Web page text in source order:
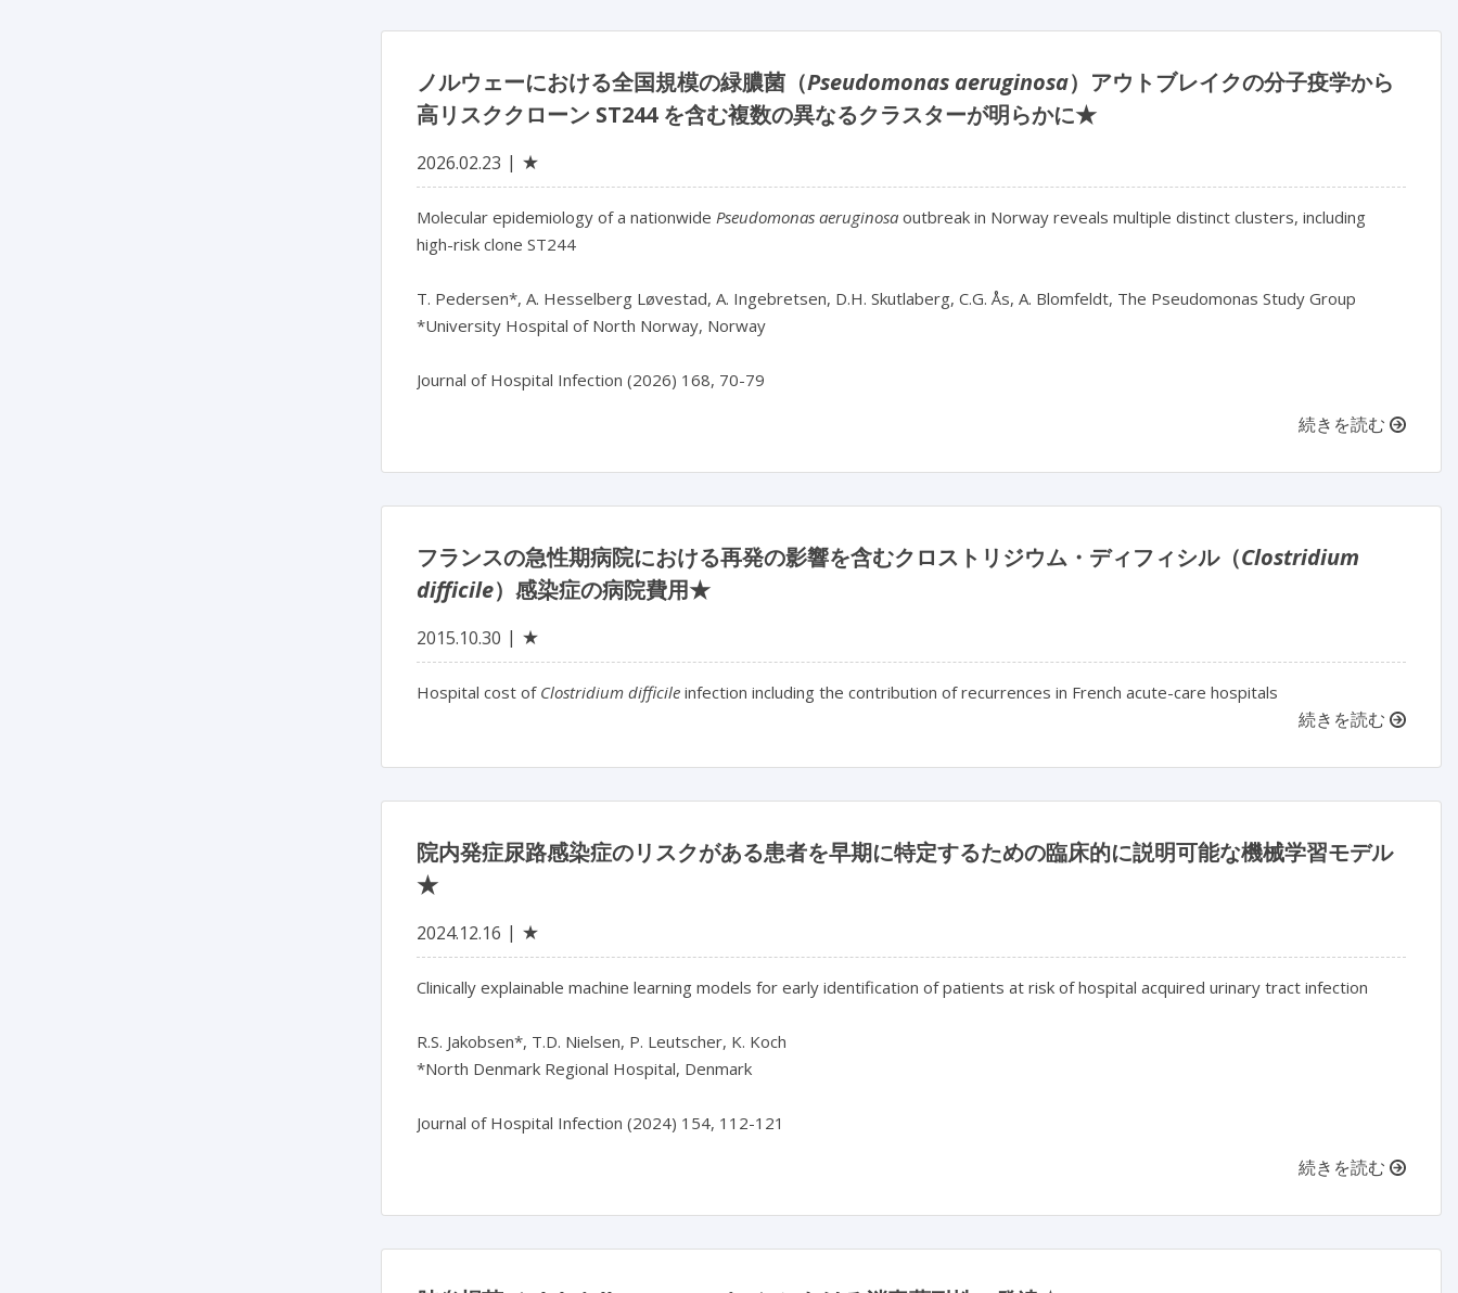
ノルウェーにおける全国規模の緑膿菌（Pseudomonas aeruginosa）アウトブレイクの分子疫学から
高リスククローン ST244 を含む複数の異なるクラスターが明らかに★
2026.02.23 ★
Molecular epidemiology of a nationwide Pseudomonas aeruginosa outbreak in Norway reveals multiple distinct clusters, including
high-risk clone ST244
T. Pedersen*, A. Hesselberg Løvestad, A. Ingebretsen, D.H. Skutlaberg, C.G. Ås, A. Blomfeldt, The Pseudomonas Study Group
*University Hospital of North Norway, Norway
Journal of Hospital Infection (2026) 168, 70-79
続きを読む
フランスの急性期病院における再発の影響を含むクロストリジウム・ディフィシル（Clostridium
difficile）感染症の病院費用★
2015.10.30 ★
Hospital cost of Clostridium difficile infection including the contribution of recurrences in French acute-care hospitals
続きを読む
院内発症尿路感染症のリスクがある患者を早期に特定するための臨床的に説明可能な機械学習モデル
★
2024.12.16 ★
Clinically explainable machine learning models for early identification of patients at risk of hospital acquired urinary tract infection
R.S. Jakobsen*, T.D. Nielsen, P. Leutscher, K. Koch
*North Denmark Regional Hospital, Denmark
続きを読む